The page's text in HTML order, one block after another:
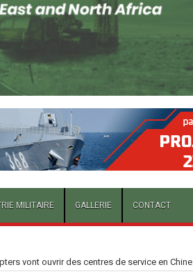
MILITAIRE GALLERIE CONTACT
vont ouvrir des centres de service en Chine